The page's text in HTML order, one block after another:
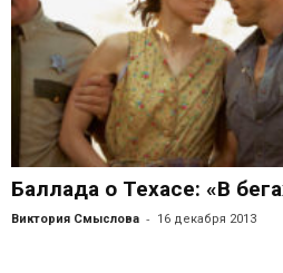
Баллада о Техасе: «В
Виктория Смыслова - 16 декабря 2013